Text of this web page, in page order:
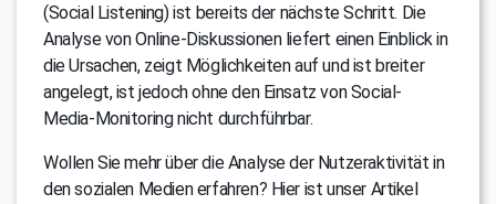
(Social Listening) ist bereits der nächste Schritt. Die
Analyse von Online-Diskussionen liefert einen Einblick in
die Ursachen, zeigt Möglichkeiten auf und ist breiter
angelegt, ist jedoch ohne den Einsatz von Social-
Media-Monitoring nicht durchführbar.
Wollen Sie mehr über die Analyse der Nutzeraktivität in
den sozialen Medien erfahren? Hier ist unser Artikel